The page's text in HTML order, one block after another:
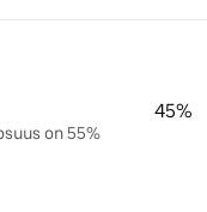
on 55%
45%